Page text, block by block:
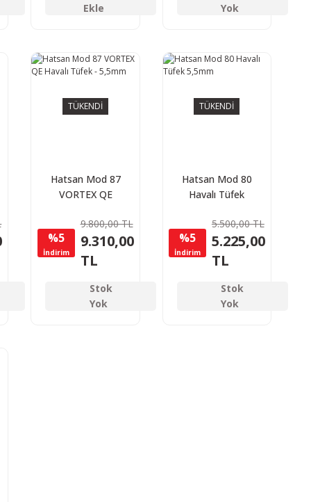
Ekle
Yok
TÜKENDİ
Hatsan Mod 87
VORTEX QE
5,5mm
%5
İndirim
9.800,00 TL
9.310,00
TL
Stok
Yok
TÜKENDİ
Hatsan Mod 80
Havalı Tüfek
%5
İndirim
5.500,00 TL
5.225,00
TL
Stok
Yok